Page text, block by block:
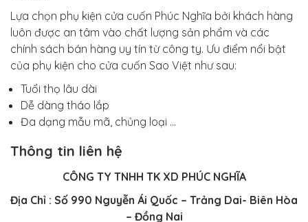
Lựa chọn phụ kiện cửa cuốn Phúc Nghĩa bởi khách hàng
luôn được an tâm vào chất lượng sản phẩm và các
chính sách bán hàng uy tín từ công ty. Ưu điểm nổi bật
của phụ kiện cho cửa cuốn Sao Việt như sau:
Tuổi thọ lâu dài
Dễ dàng tháo lắp
Đa dạng mẫu mã, chủng loại …
Thông tin liên hệ
CÔNG TY TNHH TK XD PHÚC NGHĨA
Địa Chỉ : Số 990 Nguyễn Ái Quốc – Trảng Dai- Biên Hòa
– Đồng Nai